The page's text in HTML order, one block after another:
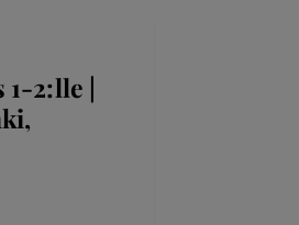
1-2:lle |